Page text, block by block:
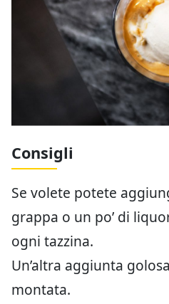
Consigli
Se volete potete
grappa o un po’ di
ogni tazzina.
Un’altra aggiunta
montata.